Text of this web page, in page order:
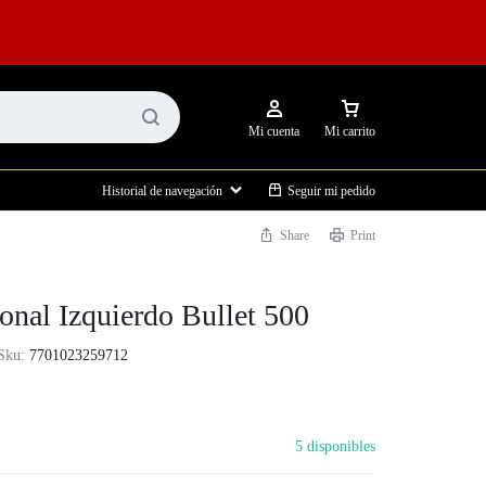
Mi cuenta Mi carrito
Classic 350
Historial de navegación Seguir mi pedido
Share Print
Izquierdo Bullet 500
7701023259712
5 disponibles